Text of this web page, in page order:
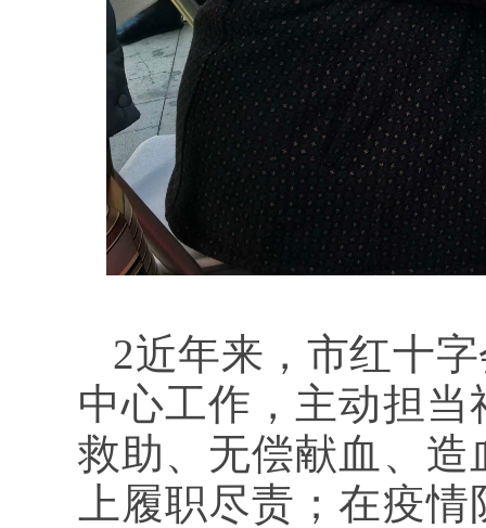
2近年来，市红十
中心工作，主动担
救助、无偿献血、
上履职尽责；在疫